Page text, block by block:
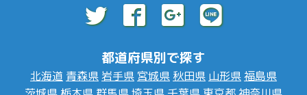
都道府県別で探す
北海道 青森県 岩手県 宮城県 秋田県 山形県福島県